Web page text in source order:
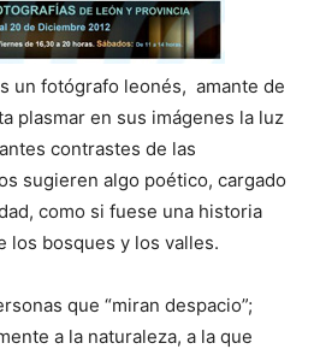
un fotógrafo leonés, amante de
plasmar en sus imágenes la luz
contrastes de las
sugieren algo poético, cargado
como si fuese una historia
los bosques y los valles.
que “miran despacio”;
a la naturaleza, a la que